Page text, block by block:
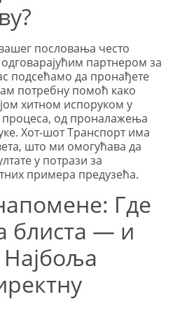
пословања често
партнером за
подсећамо да пронађете
потребну помоћ како
хитном испоруком у
процеса, од проналажења
Хот-шот Транспорт има
што ми омогућава да
у потрази за
примера предузећа.
Где
блиста — и